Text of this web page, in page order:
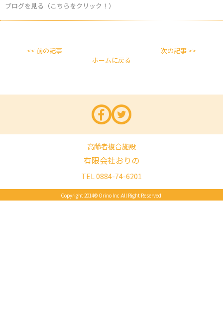
ブログを見る（こちらをクリック！）
<< 前の記事
次の記事 >>
ホームに戻る
高齢者複合施設
有限会社おりの
TEL 0884-74-6201
Copyright 2014© Orino Inc.All Right Reserved.